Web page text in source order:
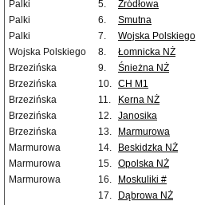
Palki
5. Źródłowa
Palki
6. Smutna
Palki
7. Wojska Polskiego
Wojska Polskiego
8. Łomnicka NŻ
Brzezińska
9. Śnieżna NŻ
Brzezińska
10. CH M1
Brzezińska
11. Kerna NŻ
Brzezińska
12. Janosika
Brzezińska
13. Marmurowa
Marmurowa
14. Beskidzka NŻ
Marmurowa
15. Opolska NŻ
Marmurowa
16. Moskuliki #
17.
Dąbrowa NŻ